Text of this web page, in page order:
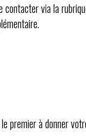
contacter via la
premier à donner